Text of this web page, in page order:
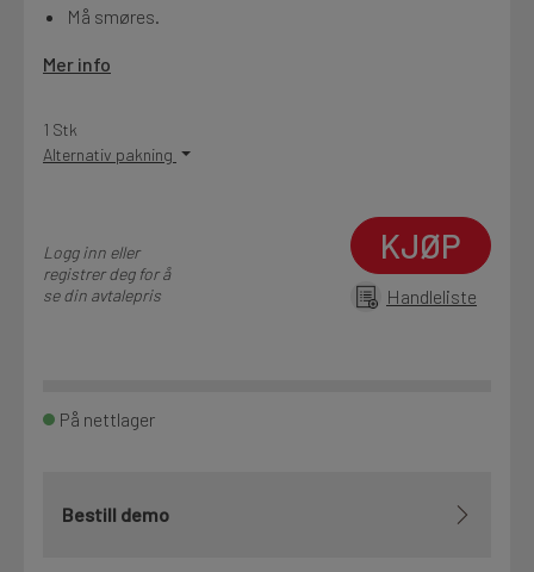
Kontakt
Produktnyheter
Må smøres.
Mer info
1 Stk
Alternativ pakning
Logg inn eller
registrer deg for å
se din avtalepris
KJØP
Handleliste
På nettlager
Bestill demo